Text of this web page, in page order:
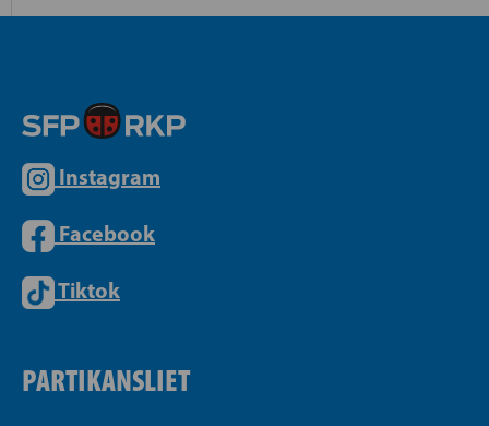
Instagram
Facebook
Tiktok
PARTIKANSLIET